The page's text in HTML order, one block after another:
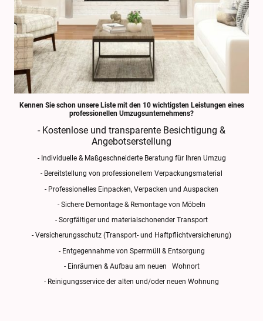
Kennen Sie schon unsere Liste mit den 10 wichtigsten Leistungen eines
professionellen Umzugsunternehmens?
- Kostenlose und transparente Besichtigung &
Angebotserstellung
- Individuelle & Maßgeschneiderte Beratung für Ihren Umzug
- Bereitstellung von professionellem Verpackungsmaterial
- Professionelles Einpacken, Verpacken und Auspacken
- Sichere Demontage & Remontage von Möbeln
- Sorgfältiger und materialschonender Transport
- Versicherungsschutz (Transport- und Haftpflichtversicherung)
- Entgegennahme von Sperrmüll & Entsorgung
- Einräumen & Aufbau am neuen Wohnort
- Reinigungsservice der alten und/oder neuen Wohnung